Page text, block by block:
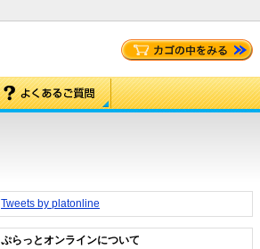
Tweets by platonline
ぷらっとオンラインについて